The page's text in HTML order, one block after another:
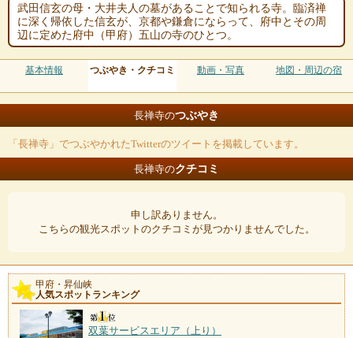
武田信玄の母・大井夫人の墓があることで知られる寺。臨済禅
に深く帰依した信玄が、京都や鎌倉にならって、府中とその周
辺に定めた府中（甲府）五山の寺のひとつ。
基本情報 つぶやき・クチコミ 動画・写真 地図・周辺の宿
長禅寺のつぶやき
「長禅寺」でつぶやかれたTwitterのツイートを掲載しています。
長禅寺のクチコミ
申し訳ありません。
こちらの観光スポットのクチコミが見つかりませんでした。
甲府・昇仙峡
人気スポットランキング
双葉サービスエリア（上り）